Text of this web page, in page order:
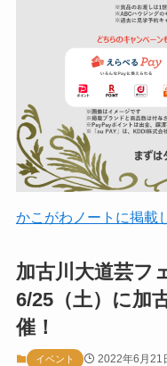
かこがわノートに掲載
加古川大道芸フ
6/25（土）に加
催！
イベント 2022年6月21